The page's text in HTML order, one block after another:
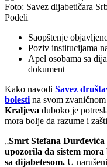
Foto: Savez dijabetičara
Podeli
Saopštenje
Poziv institucijama
Apel osobama sa
dokument
Kako navodi Savez
bolesti na svom
Kraljeva duboko je
mora bolje da razume i
„Smrt Stefana
upozorila da sistem
sa dijabetesom. U